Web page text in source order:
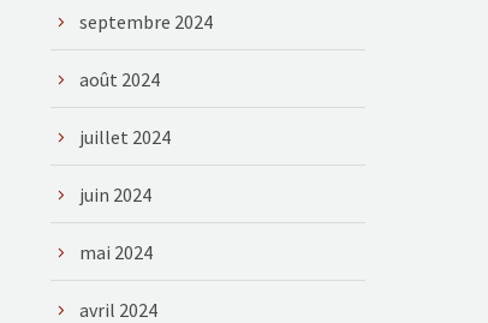
septembre 2024
août 2024
juillet 2024
juin 2024
mai 2024
avril 2024